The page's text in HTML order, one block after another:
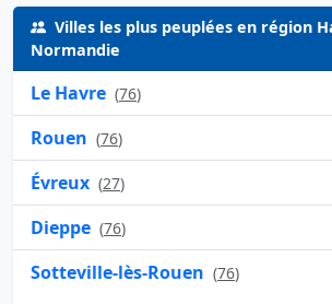
Villes les plus peuplées en région
Normandie
Le Havre (76)
Rouen (76)
Évreux (27)
Dieppe (76)
Sotteville-lès-Rouen (76)